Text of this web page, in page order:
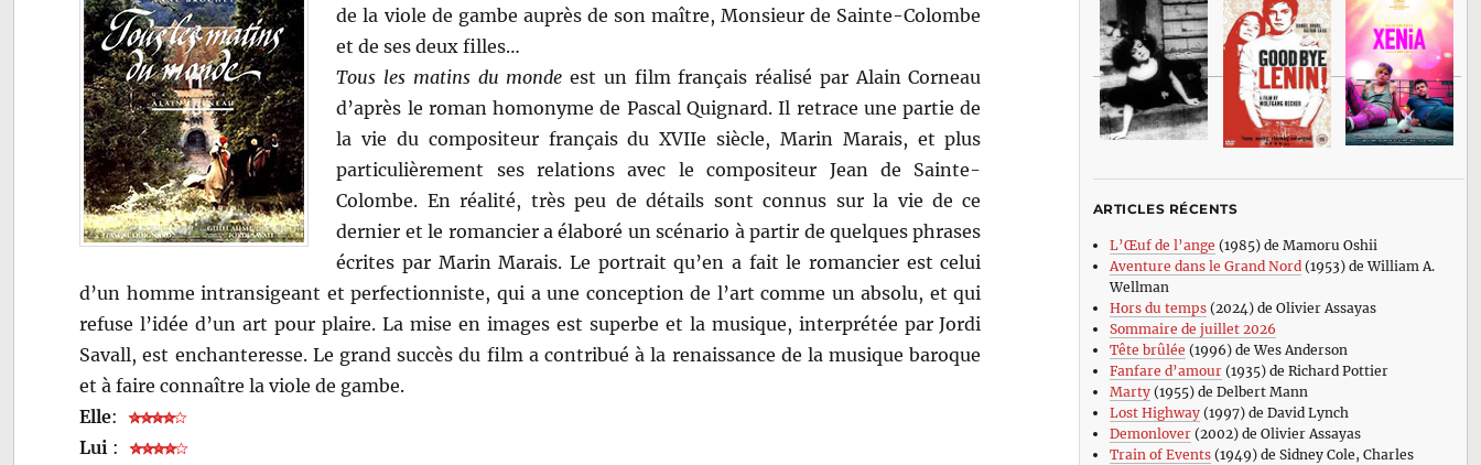
de la viole de gambe auprès de son maître, Monsieur de Sainte-Colombe
et de ses deux filles…
Tous les matins du monde est un film français réalisé par Alain Corneau
d’après le roman homonyme de Pascal Quignard. Il retrace une partie de
la vie du compositeur français du XVIIe siècle, Marin Marais, et plus
particulièrement ses relations avec le compositeur Jean de Sainte-
Colombe. En réalité, très peu de détails sont connus sur la vie de ce
dernier et le romancier a élaboré un scénario à partir de quelques phrases
écrites par Marin Marais. Le portrait qu’en a fait le romancier est celui
d’un homme intransigeant et perfectionniste, qui a une conception de l’art comme un absolu, et qui
refuse l’idée d’un art pour plaire. La mise en images est superbe et la musique, interprétée par Jordi
Savall, est enchanteresse. Le grand succès du film a contribué à la renaissance de la musique baroque
et à faire connaître la viole de gambe.
Elle:
Lui :
ARTICLES RÉCENTS
L’Œuf de l’ange (1985) de Mamoru Oshii
Aventure dans le Grand Nord(1953) de William A.
Wellman
Hors du temps(2024) de Olivier Assayas
Sommaire de juillet 2026
Tête brûlée (1996) de Wes Anderson
Fanfare d’amour(1935) de Richard Pottier
Marty(1955) de Delbert Mann
Lost Highway(1997) de David Lynch
Demonlover(2002) de Olivier Assayas
Train of Events(1949) de Sidney Cole, Charles